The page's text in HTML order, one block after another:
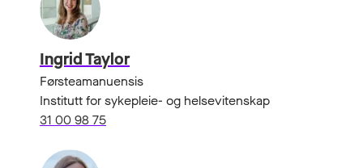
Ingrid Taylor
Førsteamanuensis
Institutt for sykepleie- og helsevitenskap
31 00 98 75